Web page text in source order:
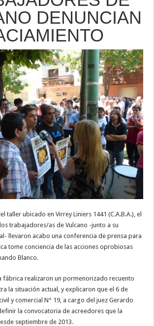
DENUNCIAN
taller ubicado en Virrey Liniers 1441 (C.A.B.A.), el
trabajadores/as de Vulcano -junto a su
llevaron acabo una conferencia de prensa para
tome conciencia de las acciones oprobiosas
Blanco.
fábrica realizaron un pormenorizado recuento
la situación actual, y explicaron que el 6 de
y comercial N° 19, a cargo del juez Gerardo
la convocatoria de acreedores que la
septiembre de 2013.